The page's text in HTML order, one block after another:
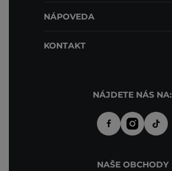
NÁPOVEDA
KONTAKT
NÁJDETE NÁS NA:
NAŠE OBCHODY